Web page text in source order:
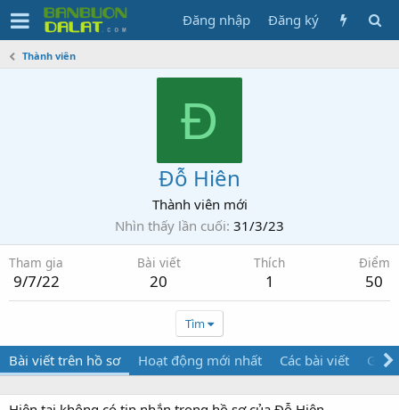
Đăng nhập Đăng ký
Thành viên
Đ
Đỗ Hiên
Thành viên mới
Nhìn thấy lần cuối 31/3/23
Tham gia
9/7/22
Bài viết
20
Thích
1
Điểm
50
Tìm
Bài viết trên hồ sơ Hoạt động mới nhất Các bài viết Giới